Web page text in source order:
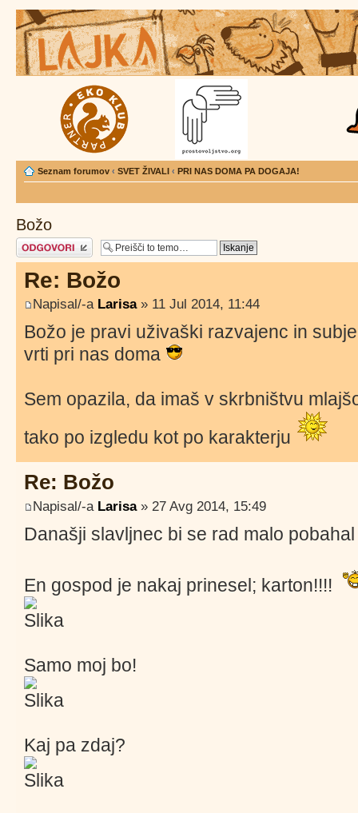
Seznam forumov ‹ SVET ŽIVALI ‹ PRI NAS DOMA PA DOGAJA!
Božo
Napiši odgovor
Re: Božo
Napisal/-a Larisa» 11 Jul 2014, 11:44
Božo je pravi uživaški razvajenc in
vrti pri nas doma
Sem opazila, da imaš v skrbništvu
tako po izgledu kot po karakterju
Re: Božo
Napisal/-a Larisa» 27 Avg 2014, 15:49
Današji slavljnec bi se rad malo
En gospod je nakaj prinesel; karton!!!!
Samo moj bo!
Kaj pa zdaj?